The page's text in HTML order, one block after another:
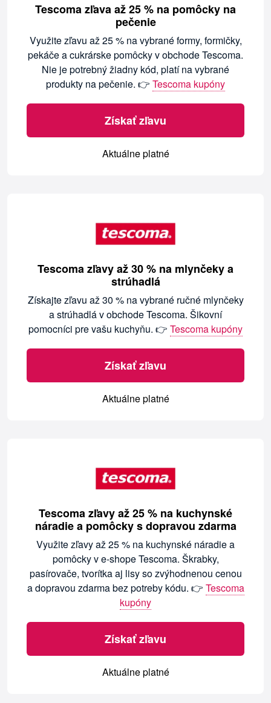
Tescoma zľava až 25 % na pomôcky na
pečenie
Využite zľavu až 25 % na vybrané formy, formičky,
pekáče a cukrárske pomôcky v obchode Tescoma.
Nie je potrebný žiadny kód, platí na vybrané
produkty na pečenie. 👉 Tescoma kupóny
Získať zľavu
Aktuálne platné
Tescoma zľavy až 30 % na mlynčeky a
strúhadlá
Získajte zľavu až 30 % na vybrané ručné mlynčeky
a strúhadlá v obchode Tescoma. Šikovní
pomocníci pre vašu kuchyňu. 👉 Tescoma kupóny
Získať zľavu
Aktuálne platné
Tescoma zľavy až 25 % na kuchynské
náradie a pomôcky s dopravou zdarma
Využite zľavy až 25 % na kuchynské náradie a
pomôcky v e-shope Tescoma. Škrabky,
pasírovače, tvorítka aj lisy so zvýhodnenou cenou
a dopravou zdarma bez potreby kódu. 👉 Tescoma
kupóny
Získať zľavu
Aktuálne platné